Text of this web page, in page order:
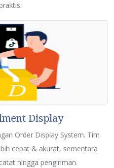
Display
Order Display System. Tim
cepat & akurat, sementara
hingga pengiriman.